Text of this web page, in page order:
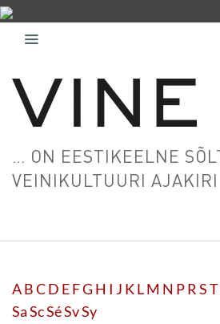
… ON EESTIKEELNE
VEINIKULTUURI AJAKIRI
ABCD EFGH I J KLM N PRST
SaScSéSvSy